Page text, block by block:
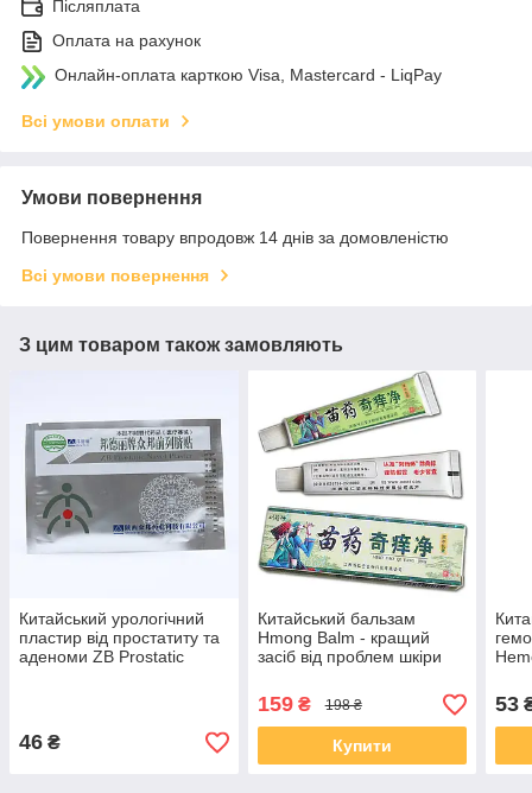
Післяплата
Оплата на рахунок
Онлайн-оплата карткою Visa, Mastercard - LiqPay
Всі умови оплати
Умови повернення
Повернення товару впродовж 14 днів за домовленістю
Всі умови повернення
З цим товаром також замовляють
Китайський урологічний
пластир від простатиту та
аденоми ZB Prostatic
46 ₴
Китайський бальзам
Hmong Balm - кращий
засіб від проблем шкіри
грибкових інфекцій, акне)
159₴ 198 ₴
Купити
53